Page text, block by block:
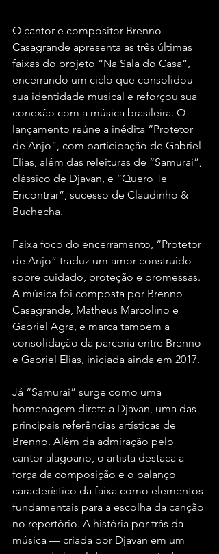
O cantor e compositor Brenno
Casagrande apresenta as três últimas
faixas do projeto “Na Sala do Casa”,
encerrando um ciclo que consolidou
sua identidade musical e reforçou sua
conexão com a música brasileira. O
lançamento reúne a inédita “Protetor
de Anjo”, com participação de Gabriel
Elias, além das releituras de “Samurai”,
clássico de Djavan, e “Quero Te
Encontrar”, sucesso de Claudinho &
Buchecha.
Faixa foco do encerramento, “Protetor
de Anjo” traduz um amor construído
sobre cuidado, proteção e promessas.
A música foi composta por Brenno
Casagrande, Matheus Marcolino e
Gabriel Agra, e marca também a
consolidação da parceria entre Brenno
e Gabriel Elias, iniciada ainda em 2017.
Já “Samurai” surge como uma
homenagem direta a Djavan, uma das
principais referências artísticas de
Brenno. Além da admiração pelo
cantor alagoano, o artista destaca a
força da composição e o balanço
característico da faixa como elementos
fundamentais para a escolha da canção
no repertório. A história por trás da
música — criada por Djavan em um